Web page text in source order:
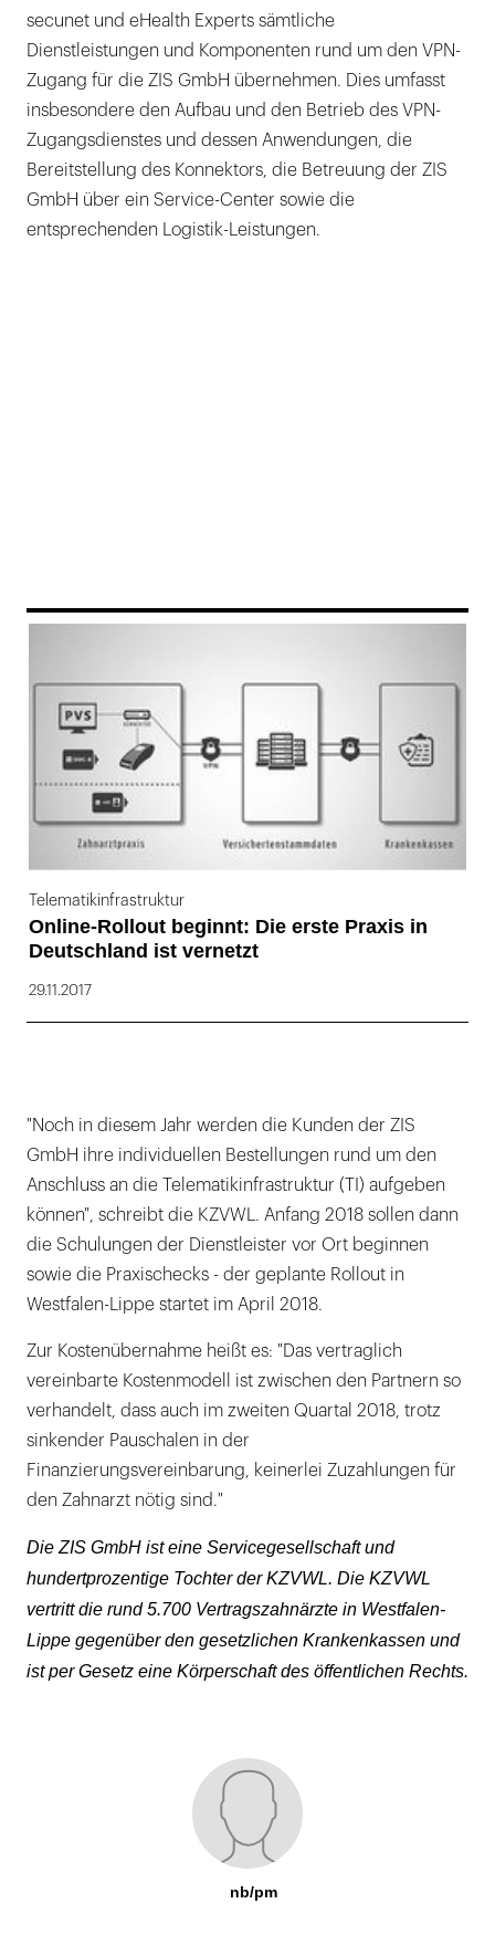
secunet und eHealth Experts sämtliche
Dienstleistungen und Komponenten rund um den VPN-
Zugang für die ZIS GmbH übernehmen. Dies umfasst
insbesondere den Aufbau und den Betrieb des VPN-
Zugangsdienstes und dessen Anwendungen, die
Bereitstellung des Konnektors, die Betreuung der ZIS
GmbH über ein Service-Center sowie die
entsprechenden Logistik-Leistungen.
Telematikinfrastruktur
Online-Rollout beginnt: Die erste Praxis in
Deutschland ist vernetzt
29.11.2017
"Noch in diesem Jahr werden die Kunden der ZIS
GmbH ihre individuellen Bestellungen rund um den
Anschluss an die Telematikinfrastruktur (TI) aufgeben
können", schreibt die KZVWL. Anfang 2018 sollen dann
die Schulungen der Dienstleister vor Ort beginnen
sowie die Praxischecks - der geplante Rollout in
Westfalen-Lippe startet im April 2018.
Zur Kostenübernahme heißt es: "Das vertraglich
vereinbarte Kostenmodell ist zwischen den Partnern so
verhandelt, dass auch im zweiten Quartal 2018, trotz
sinkender Pauschalen in der
Finanzierungsvereinbarung, keinerlei Zuzahlungen für
den Zahnarzt nötig sind."
Die ZIS GmbH ist eine Servicegesellschaft und
hundertprozentige Tochter der KZVWL. Die KZVWL
vertritt die rund 5.700 Vertragszahnärzte in Westfalen-
Lippe gegenüber den gesetzlichen Krankenkassen und
ist per Gesetz eine Körperschaft des öffentlichen Rechts.
nb/pm